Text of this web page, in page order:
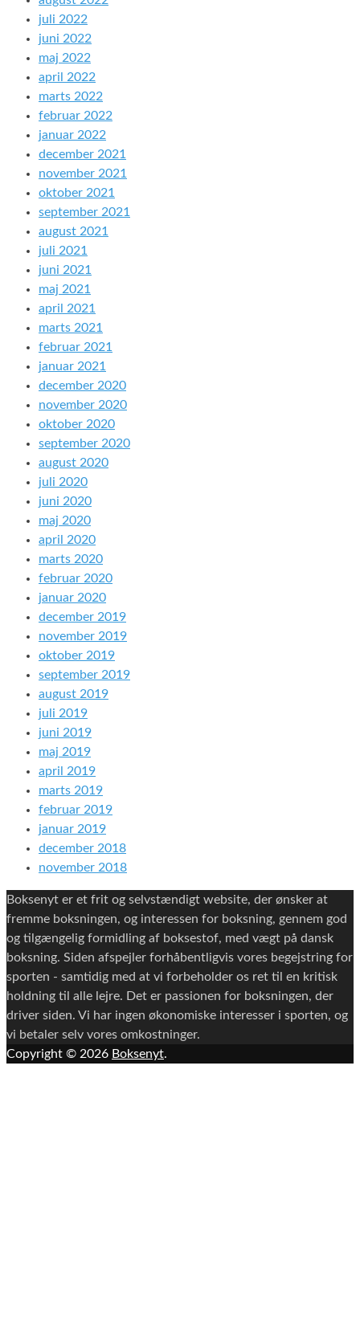
juli 2022
juni 2022
maj 2022
april 2022
marts 2022
februar 2022
januar 2022
december 2021
november 2021
oktober 2021
september 2021
august 2021
juli 2021
juni 2021
maj 2021
april 2021
marts 2021
februar 2021
januar 2021
december 2020
november 2020
oktober 2020
september 2020
august 2020
juli 2020
juni 2020
maj 2020
april 2020
marts 2020
februar 2020
januar 2020
december 2019
november 2019
oktober 2019
september 2019
august 2019
juli 2019
juni 2019
maj 2019
april 2019
marts 2019
februar 2019
januar 2019
december 2018
november 2018
Boksenyt er et frit og selvstændigt website, der ønsker at
fremme boksningen, og interessen for boksning, gennem god
og tilgængelig formidling af boksestof, med vægt på dansk
boksning. Siden afspejler forhåbentligvis vores begejstring for
sporten - samtidig med at vi forbeholder os ret til en kritisk
holdning til alle lejre. Det er passionen for boksningen, der
driver siden. Vi har ingen økonomiske interesser i sporten, og
vi betaler selv vores omkostninger.
Copyright © 2026 Boksenyt.